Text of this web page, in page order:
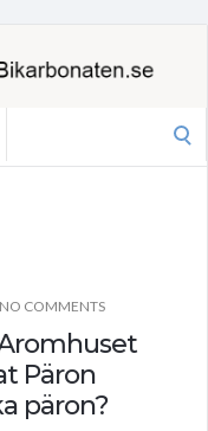
NO COMMENTS
Päron
päron?